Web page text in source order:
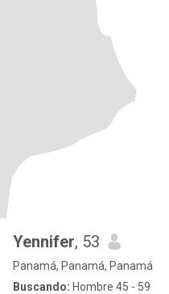
Yennifer, 53
Panamá, Panamá, Panamá
Buscando: Hombre 45 - 59